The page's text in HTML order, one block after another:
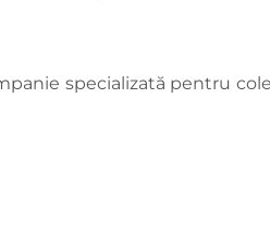
specializată pentru